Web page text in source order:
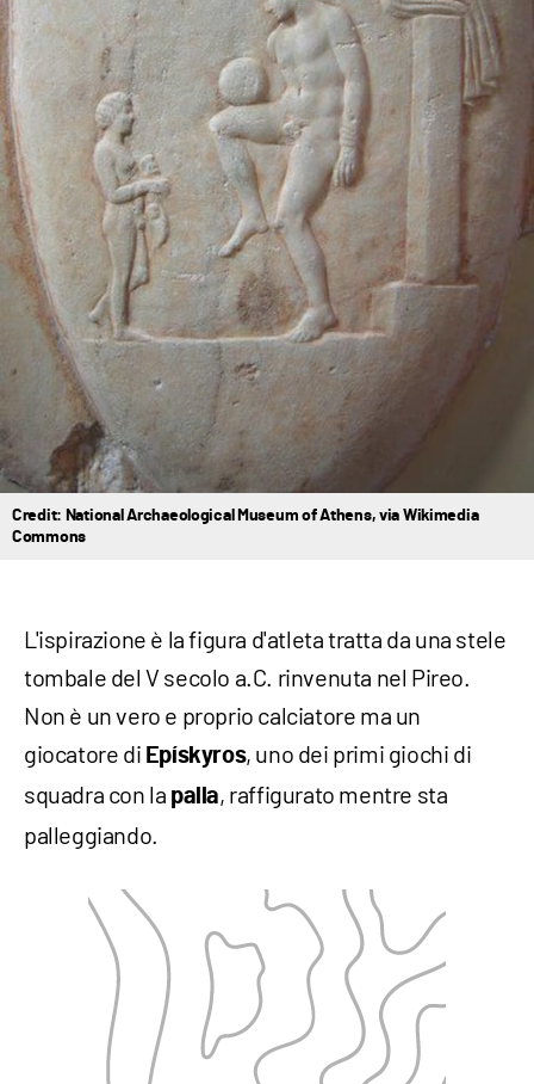
Credit: National Archaeological Museum of Athens, via Wikimedia
Commons
L'ispirazione è la figura d'atleta tratta da una stele
tombale del V secolo a.C. rinvenuta nel Pireo.
Non è un vero e proprio calciatore ma un
giocatore di Epískyros, uno dei primi giochi di
squadra con la palla, raffigurato mentre sta
palleggiando.